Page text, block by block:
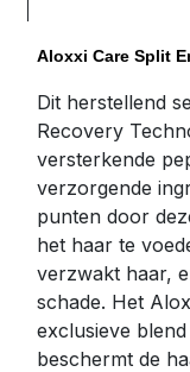
Aloxxi Care Split
Dit herstellend
Recovery
versterkende
verzorgende
punten door
het haar te
verzwakt haar,
schade. Het
exclusieve
beschermt de